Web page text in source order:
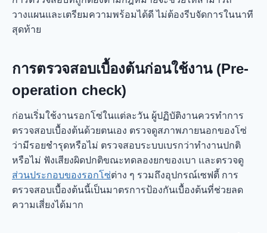
วางแผนและเตรียมความพร้อมได้ดี ไม่ต้องรีบจัดการในนาที
สุดท้าย
การตรวจสอบเบื้องต้นก่อนใช้งาน (Pre-
operation check)
ก่อนเริ่มใช้งานรอกโซ่ในแต่ละวัน ผู้ปฏิบัติงานควรทำการ
ตรวจสอบเบื้องต้นด้วยตนเอง ตรวจดูสภาพภายนอกของโซ่
ว่ามีรอยชำรุดหรือไม่ ตรวจสอบระบบเบรกว่าทำงานปกติ
หรือไม่ ฟังเสียงผิดปกติขณะทดลองยกของเบา และตรวจดู
ส่วนประกอบของรอกโซ่ต่าง ๆ รวมถึงอุปกรณ์เซฟตี้ การ
ตรวจสอบเบื้องต้นนี้เป็นมาตรการป้องกันเบื้องต้นที่ช่วยลด
ความเสี่ยงได้มาก